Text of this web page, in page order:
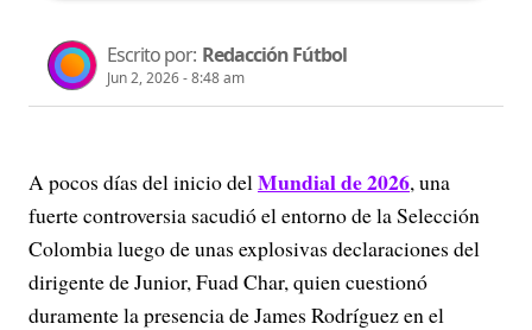
Escrito por: Redacción Fútbol
Jun 2, 2026 - 8:48 am
A pocos días del inicio delMundial de 2026, una
fuerte controversia sacudió el entorno de la Selección
Colombia luego de unas explosivas declaraciones del
dirigente de Junior, Fuad Char, quien cuestionó
duramente la presencia de James Rodríguez en el